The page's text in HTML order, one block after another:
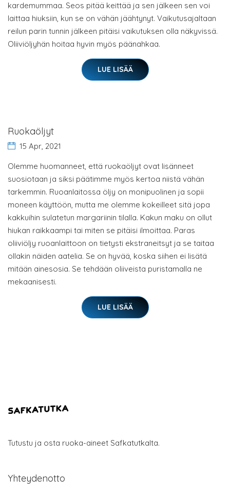
kardemummaa. Seos pitää keittää ja sen jälkeen sen voi
laittaa hiuksiin, kun se on vähän jäähtynyt. Vaikutusajaltaan
reilun parin tunnin jälkeen pitäisi vaikutuksen olla näkyvissä.
Oliiviöljyhän hoitaa hyvin myös päänahkaa.
LUE LISÄÄ
Ruokaöljyt
15 Apr, 2021
Olemme huomanneet, että ruokaöljyt ovat lisänneet
suosiotaan ja siksi päätimme myös kertoa niistä vähän
tarkemmin. Ruoanlaitossa öljy on monipuolinen ja sopii
moneen käyttöön, mutta me olemme kokeilleet sitä jopa
kakkuihin sulatetun margariinin tilalla. Kakun maku on ollut
hiukan raikkaampi tai miten se pitäisi ilmoittaa. Paras
oliiviöljy ruoanlaittoon on tietysti ekstraneitsyt ja se taitaa
ollakin näiden aatelia. Se on hyvää, koska siihen ei lisätä
mitään ainesosia. Se tehdään oliiveista puristamalla ne
mekaanisesti.
LUE LISÄÄ
Tutustu ja osta ruoka-aineet Safkatutkalta.
Yhteydenotto